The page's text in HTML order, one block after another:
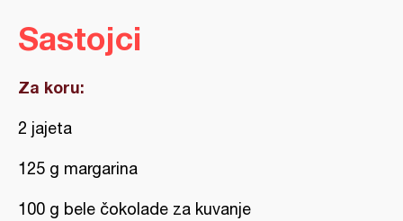
Sastojci
Za koru:
2 jajeta
125 g margarina
100 g bele čokolade za kuvanje